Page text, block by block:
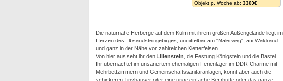
Objekt p. Woche ab: 3300€
Die naturnahe Herberge auf dem Kulm mit ihrem großen Außengelände liegt im
Herzen des Elbsandsteingebirges, unmittelbar am "Malerweg", am Waldrand
und ganz in der Nähe von zahlreichen Kletterfelsen.
Von hier aus seht ihr den Lilienstein , die Festung Königstein und die Bastei.
Ihr übernachtet im unsaniertem ehemaligen Ferienlager im DDR-Charme mit
Mehrbettzimmern und Gemeinschaftssanitäranlagen, könnt aber auch die
schickeren Tinyhäuser oder eine urige einfache Berghütte oder das ganze